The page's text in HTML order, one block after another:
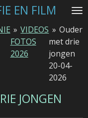
EN FILM
» VIDEOS
FOTOS
2026
» Ouder
met drie
jongen
20-04-
2026
JONGEN